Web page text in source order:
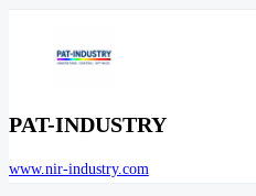
PAT-INDUSTRY
www.nir-industry.com